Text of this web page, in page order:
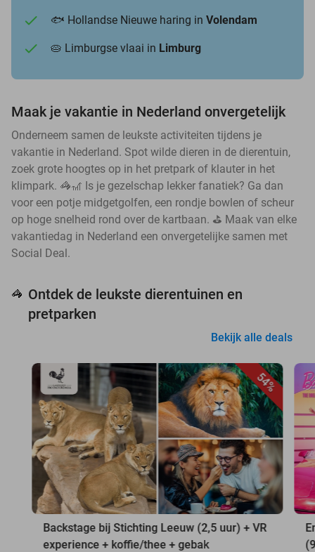
🐟 Hollandse Nieuwe haring in Volendam
🥧 Limburgse vlaai in Limburg
Maak je vakantie in Nederland onvergetelijk
Onderneem samen de leukste activiteiten tijdens je
vakantie in Nederland. Spot wilde dieren in de dierentuin,
zoek grote hoogtes op in het pretpark of klauter in het
klimpark. 🦓🎢 Is je gezelschap lekker fanatiek? Ga dan
voor een potje midgetgolfen, een rondje bowlen of scheur
op hoge snelheid rond over de kartbaan. ⛳ Maak van elke
vakantiedag in Nederland een onvergetelijke samen met
Social Deal.
🦓 Ontdek de leukste dierentuinen en
pretparken
Bekijk alle deals
54%
Backstage bij Stichting Leeuw (2,5 uur) + VR
experience + koffie/thee + gebak